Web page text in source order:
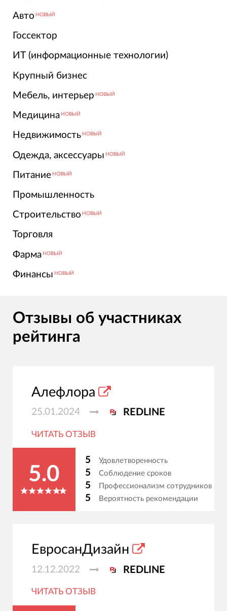
Авто НОВЫЙ
Госсектор
ИТ (информационные технологии)
Крупный бизнес
Мебель, интерьер НОВЫЙ
Медицина НОВЫЙ
Недвижимость НОВЫЙ
Одежда, аксессуары НОВЫЙ
Питание НОВЫЙ
Промышленность
Строительство НОВЫЙ
Торговля
Фарма НОВЫЙ
Финансы НОВЫЙ
Отзывы об участниках
рейтинга
Алефлора
25.01.2024 REDLINE
ЧИТАТЬ ОТЗЫВ
5.0
5 Удовлетворенность
5 Соблюдение сроков
5 Профессионализм сотрудников
5 Вероятность рекомендации
ЕвросанДизайн
12.12.2022 REDLINE
ЧИТАТЬ ОТЗЫВ